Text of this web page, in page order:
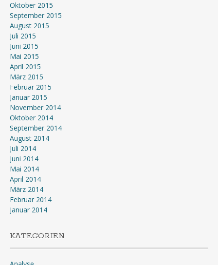
Oktober 2015
September 2015
August 2015
Juli 2015
Juni 2015
Mai 2015
April 2015
März 2015
Februar 2015
Januar 2015
November 2014
Oktober 2014
September 2014
August 2014
Juli 2014
Juni 2014
Mai 2014
April 2014
März 2014
Februar 2014
Januar 2014
KATEGORIEN